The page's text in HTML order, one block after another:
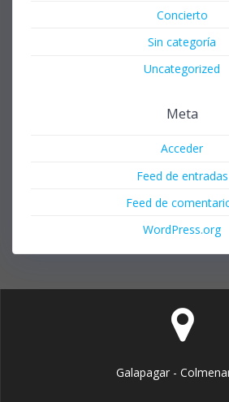
Concierto
Sin categoría
Uncategorized
Meta
Acceder
Feed de entradas
Feed de
WordPress.org
Galapagar -